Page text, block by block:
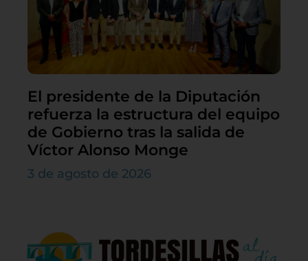
El presidente de la Diputación
refuerza la estructura del equipo
de Gobierno tras la salida de
Víctor Alonso Monge
3 de agosto de 2026